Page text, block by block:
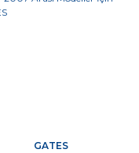
GATES